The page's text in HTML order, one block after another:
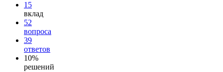
15
вклад
52
вопроса
39
ответов
10%
решений